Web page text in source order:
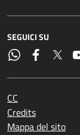
SEGUICI SU
CC
Credits
Mappa del sito